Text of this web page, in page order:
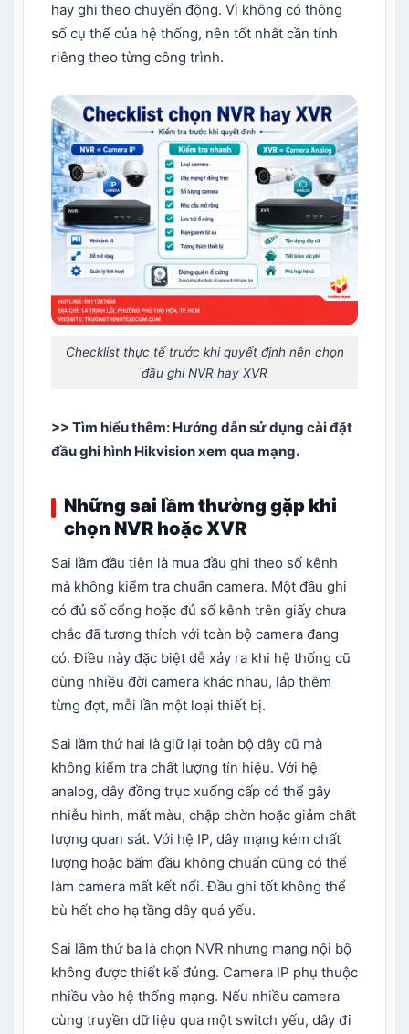
hay ghi theo chuyển động. Vì không có thông
số cụ thể của hệ thống, nên tốt nhất cần tính
riêng theo từng công trình.
Checklist thực tế trước khi quyết định nên chọn
đầu ghi NVR hay XVR
>> Tìm hiểu thêm: Hướng dẫn sử dụng cài đặt
đầu ghi hình Hikvision xem qua mạng.
Những sai lầm thường gặp khi
chọn NVR hoặc XVR
Sai lầm đầu tiên là mua đầu ghi theo số kênh
mà không kiểm tra chuẩn camera. Một đầu ghi
có đủ số cổng hoặc đủ số kênh trên giấy chưa
chắc đã tương thích với toàn bộ camera đang
có. Điều này đặc biệt dễ xảy ra khi hệ thống cũ
dùng nhiều đời camera khác nhau, lắp thêm
từng đợt, mỗi lần một loại thiết bị.
Sai lầm thứ hai là giữ lại toàn bộ dây cũ mà
không kiểm tra chất lượng tín hiệu. Với hệ
analog, dây đồng trục xuống cấp có thể gây
nhiễu hình, mất màu, chập chờn hoặc giảm chất
lượng quan sát. Với hệ IP, dây mạng kém chất
lượng hoặc bấm đầu không chuẩn cũng có thể
làm camera mất kết nối. Đầu ghi tốt không thể
bù hết cho hạ tầng dây quá yếu.
Sai lầm thứ ba là chọn NVR nhưng mạng nội bộ
không được thiết kế đúng. Camera IP phụ thuộc
nhiều vào hệ thống mạng. Nếu nhiều camera
cùng truyền dữ liệu qua một switch yếu, dây đi